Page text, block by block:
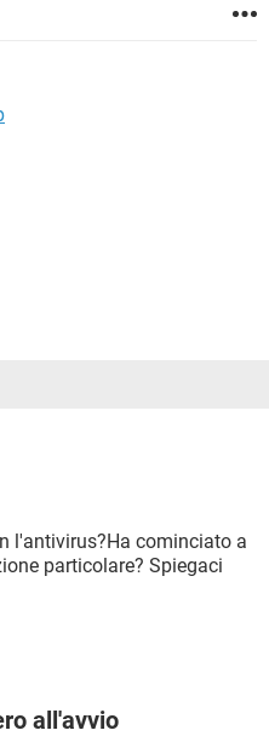
l'antivirus?Ha cominciato a
particolare? Spiegaci
all'avvio